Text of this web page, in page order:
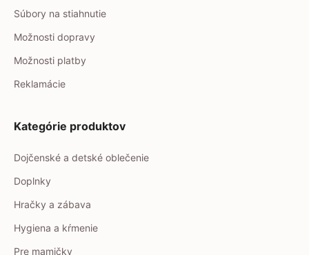
Súbory na stiahnutie
Možnosti dopravy
Možnosti platby
Reklamácie
Kategórie produktov
Dojčenské a detské oblečenie
Doplnky
Hračky a zábava
Hygiena a kŕmenie
Pre mamičky